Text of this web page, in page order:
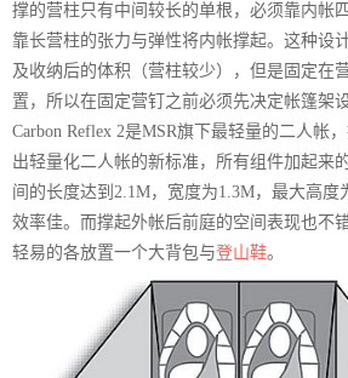
撑的营柱只有中间较长的单根，必须靠内帐
靠长营柱的张力与弹性将内帐撑起。这种设
及收纳后的体积（营柱较少），但是固定在
置，所以在固定营钉之前必须先决定帐篷架
Carbon Reflex 2是MSR旗下最轻量的二人帐
出轻量化二人帐的新标准，所有组件加起来
间的长度达到2.1M，宽度为1.3M，最大高度
效率佳。而撑起外帐后前庭的空间表现也不
轻易的各放置一个大背包与登山鞋。